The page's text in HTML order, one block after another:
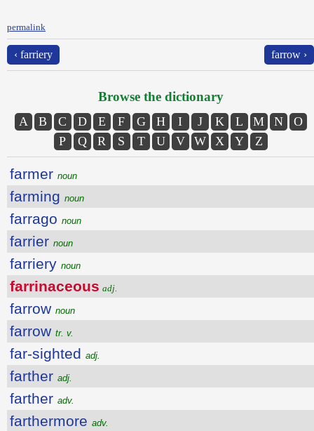
permalink
‹ farriery farrow ›
Browse the dictionary
A B C D E F G H I J K L M N
O
P
Q R S T U V W X Y Z
farmer noun
farming noun
farrago noun
farrier noun
farriery noun
farrinaceous adj.
farrow noun
farrow tr. v.
far-sighted adj.
farther adj.
farther adv.
farthermore adv.